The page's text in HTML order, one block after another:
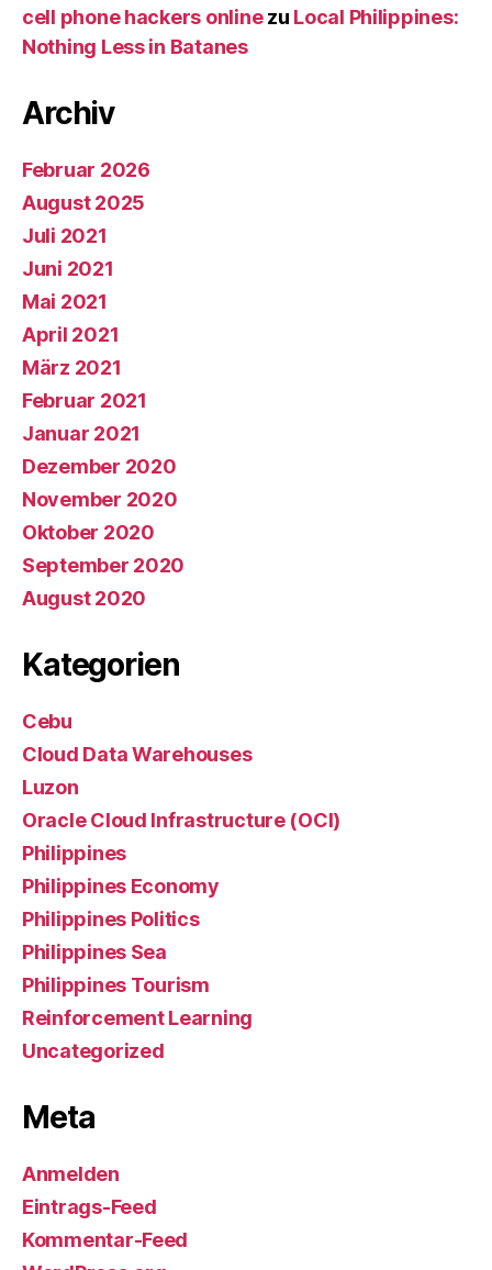
cell phone hackers onlinezu Local Philippines:
Nothing Less in Batanes
Archiv
Februar 2026
August 2025
Juli 2021
Juni 2021
Mai 2021
April 2021
März 2021
Februar 2021
Januar 2021
Dezember 2020
November 2020
Oktober 2020
September 2020
August 2020
Kategorien
Cebu
Cloud Data Warehouses
Luzon
Oracle Cloud Infrastructure (OCI)
Philippines
Philippines Economy
Philippines Politics
Philippines Sea
Philippines Tourism
Reinforcement Learning
Uncategorized
Meta
Anmelden
Eintrags-Feed
Kommentar-Feed